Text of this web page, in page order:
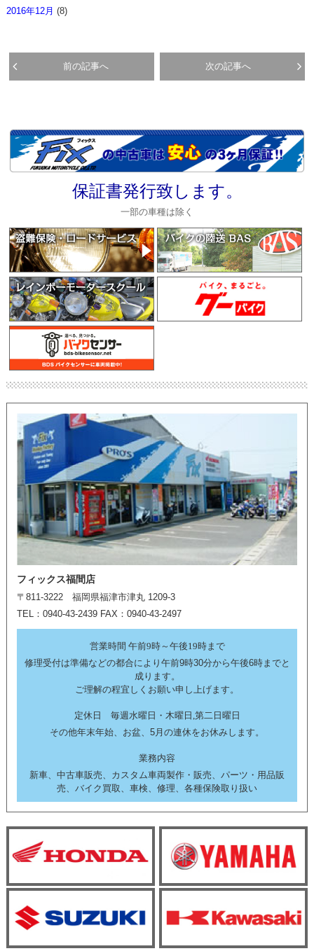
2016年12月 (8)
前の記事へ 次の記事へ
保証書発行致します。
一部の車種は除く
フィックス福間店
〒811-3222 福岡県福津市津丸 1209-3
TEL：0940-43-2439 FAX：0940-43-2497
営業時間 午前9時～午後19時まで
修理受付は準備などの都合により午前9時30分から午後6時までと
成ります。
ご理解の程宜しくお願い申し上げます。
定休日 毎週水曜日・木曜日,第二日曜日
その他年末年始、お盆、5月の連休をお休みします。
業務内容
新車、中古車販売、カスタム車両製作・販売、パーツ・用品販
売、バイク買取、車検、修理、各種保険取り扱い